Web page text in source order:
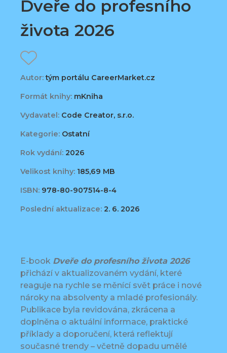
Dveře do profesního
života 2026
Autor:tým portálu CareerMarket.cz
Formát knihy: mKniha
Vydavatel: Code Creator, s.r.o.
Kategorie: Ostatní
Rok vydání: 2026
Velikost knihy: 185,69 MB
ISBN: 978-80-907514-8-4
Poslední aktualizace: 2. 6. 2026
E-book Dveře do profesního života 2026
přichází v aktualizovaném vydání, které
reaguje na rychle se měnící svět práce i nové
nároky na absolventy a mladé profesionály.
Publikace byla revidována, zkrácena a
doplněna o aktuální informace, praktické
příklady a doporučení, která reflektují
současné trendy – včetně dopadu umělé